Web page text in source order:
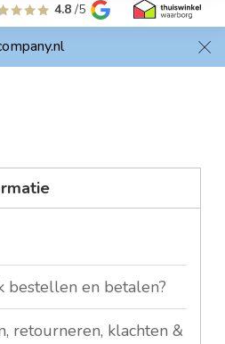
4.8 /5
bestellen en betalen?
retourneren, klachten &